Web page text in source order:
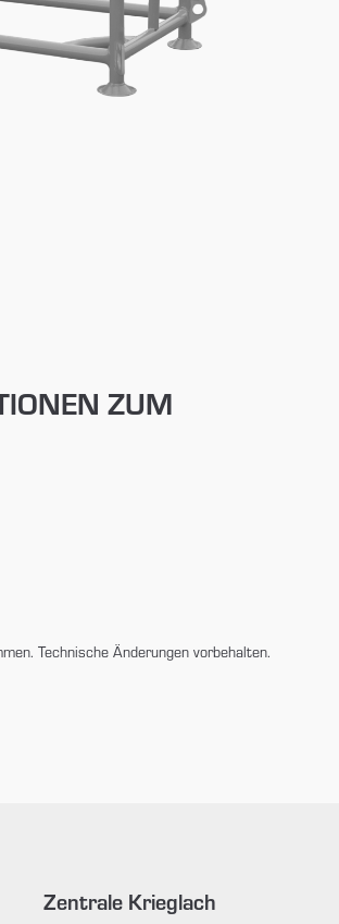
ZUM
Technische Änderungen vorbehalten.
Zentrale Krieglach